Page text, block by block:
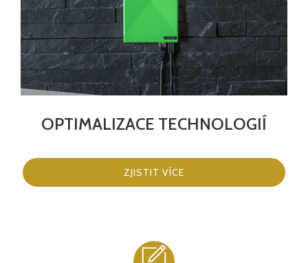
OPTIMALIZACE TECHNOLOGIÍ
ZJISTIT VÍCE